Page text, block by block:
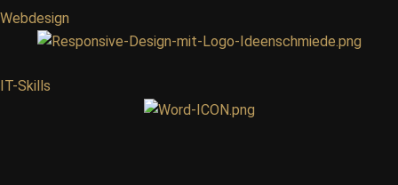
Webdesign
IT-Skills